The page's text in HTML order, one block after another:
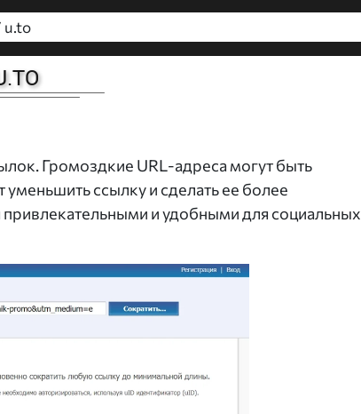
u.to
Громоздкие URL-адреса могут быть
ссылку и сделать ее более
и удобными для социальных